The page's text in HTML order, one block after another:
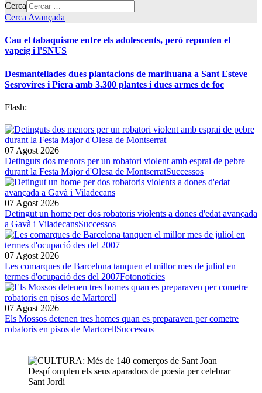
Cerca
Cerca Avançada
Cau el tabaquisme entre els adolescents, però repunten el
vapeig i l'SNUS
Desmantellades dues plantacions de marihuana a Sant Esteve
Sesrovires i Piera amb 3.300 plantes i dues armes de foc
Flash:
07 Agost 2026
Detinguts dos menors per un robatori violent amb esprai de pebre
durant la Festa Major d'Olesa de MontserratSuccessos
07 Agost 2026
Detingut un home per dos robatoris violents a dones d'edat avançada
a Gavà i ViladecansSuccessos
07 Agost 2026
Les comarques de Barcelona tanquen el millor mes de juliol en
termes d'ocupació des del 2007Fotonotícies
07 Agost 2026
Els Mossos detenen tres homes quan es preparaven per cometre
robatoris en pisos de MartorellSuccessos